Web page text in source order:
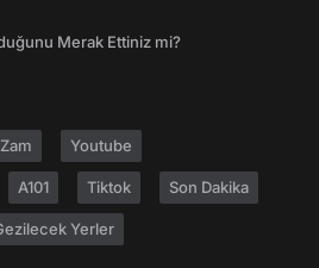
Merak Ettiniz mi?
Zam Youtube
A101 Tiktok Son Dakika
Yerler